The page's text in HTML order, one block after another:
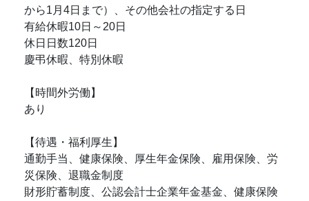
から1月4日まで）、その他会社の指定する日
有給休暇10日～20日
休日日数120日
慶弔休暇、特別休暇
【時間外労働】
あり
【待遇・福利厚生】
通勤手当、健康保険、厚生年金保険、雇用保険、労
災保険、退職金制度
財形貯蓄制度、公認会計士企業年金基金、健康保険